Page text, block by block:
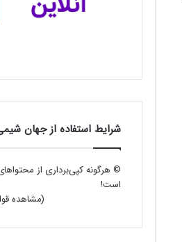
شرایط استفاده از جهان
© هرگونه کپی‌برداری از
است!
(مشاهده